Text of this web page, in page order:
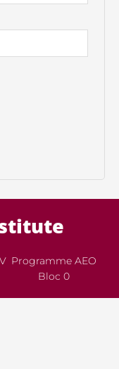
Programme AEO
Bloc 0